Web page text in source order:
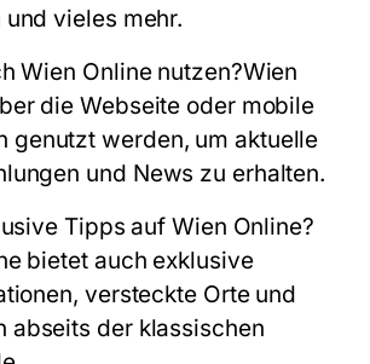
vieles mehr.
Wien Online nutzen?Wien
die Webseite oder mobile
genutzt werden, um aktuelle
und News zu erhalten.
Tipps auf Wien Online?
bietet auch exklusive
versteckte Orte und
abseits der klassischen